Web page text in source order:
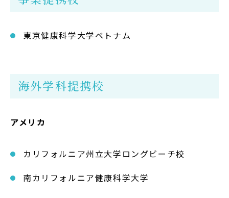
東京健康科学大学ベトナム
海外学科提携校
アメリカ
カリフォルニア州立大学ロングビーチ校
南カリフォルニア健康科学大学